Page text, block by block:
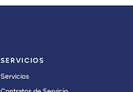
SERVICIOS
Servicios